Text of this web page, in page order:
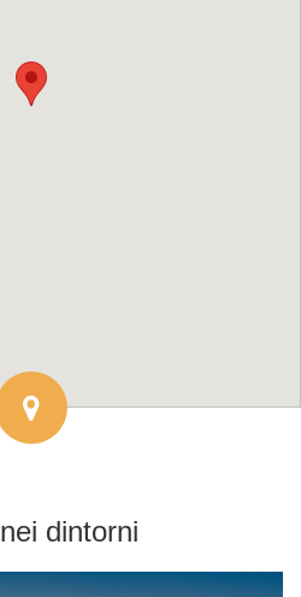
nei dintorni